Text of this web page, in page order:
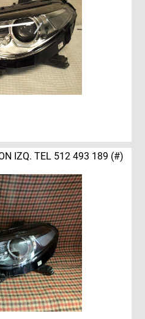
IZQ. TEL 512 493 189 (#)